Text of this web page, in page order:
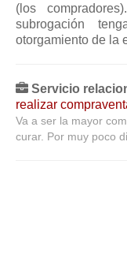
(los
subrogación
otorgamiento de la
Servicio
realizar
Va a ser la mayor
curar. Por muy poco